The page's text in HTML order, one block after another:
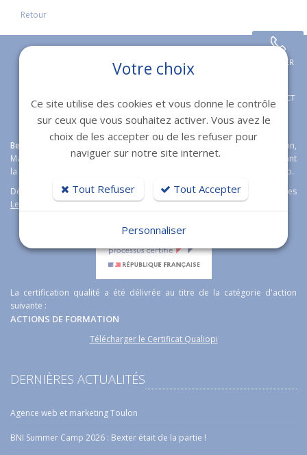
Retour
Bexter agence web expert en création de sites internet
à Toulon,
Marseille, Fréjus et Nice étoffe son offre boutique en ligne en proposant
la solution e-commerce open source
Wordpress et Prestashop.
Découvrez aussi notre logiciel immobilier de transaction immobilières
Lesty
La certification qualité a été délivrée au titre de la catégorie d'action
suivante :
ACTIONS DE FORMATION
Télécharger le Certificat Qualiopi
DERNIÈRES ACTUALITÉS
Agence web et marketing Toulon
BNI Summer Camp 2026 : Bexter était de la partie !
APPELER
CONTACT
Votre choix
Ce site utilise des cookies et vous donne le contrôle
sur ceux que vous souhaitez activer. Vous avez le
choix de les accepter ou de les refuser pour
naviguer sur notre site internet.
Tout Refuser Tout Accepter
Personnaliser